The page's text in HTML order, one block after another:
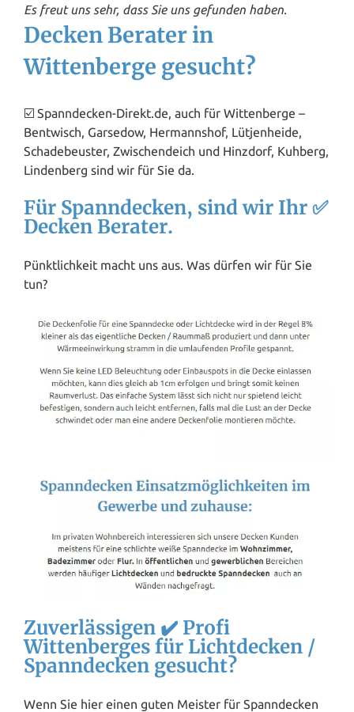
Es freut uns sehr, dass Sie uns gefunden haben.
Decken Berater in
Wittenberge gesucht?
☑️ Spanndecken-Direkt.de, auch für Wittenberge –
Bentwisch, Garsedow, Hermannshof, Lütjenheide,
Schadebeuster, Zwischendeich und Hinzdorf, Kuhberg,
Lindenberg sind wir für Sie da.
Für Spanndecken, sind wir Ihr ✅
Decken Berater.
Pünktlichkeit macht uns aus. Was dürfen wir für Sie
tun?
Zuverlässigen ✔️ Profi
Wittenberges für Lichtdecken /
Spanndecken gesucht?
Wenn Sie hier einen guten Meister für Spanndecken